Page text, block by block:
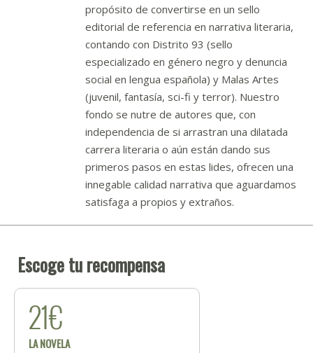
propósito de convertirse en un sello
editorial de referencia en narrativa literaria,
contando con Distrito 93 (sello
especializado en género negro y denuncia
social en lengua española) y Malas Artes
(juvenil, fantasía, sci-fi y terror). Nuestro
fondo se nutre de autores que, con
independencia de si arrastran una dilatada
carrera literaria o aún están dando sus
primeros pasos en estas lides, ofrecen una
innegable calidad narrativa que aguardamos
satisfaga a propios y extraños.
Escoge tu recompensa
21€
LA NOVELA